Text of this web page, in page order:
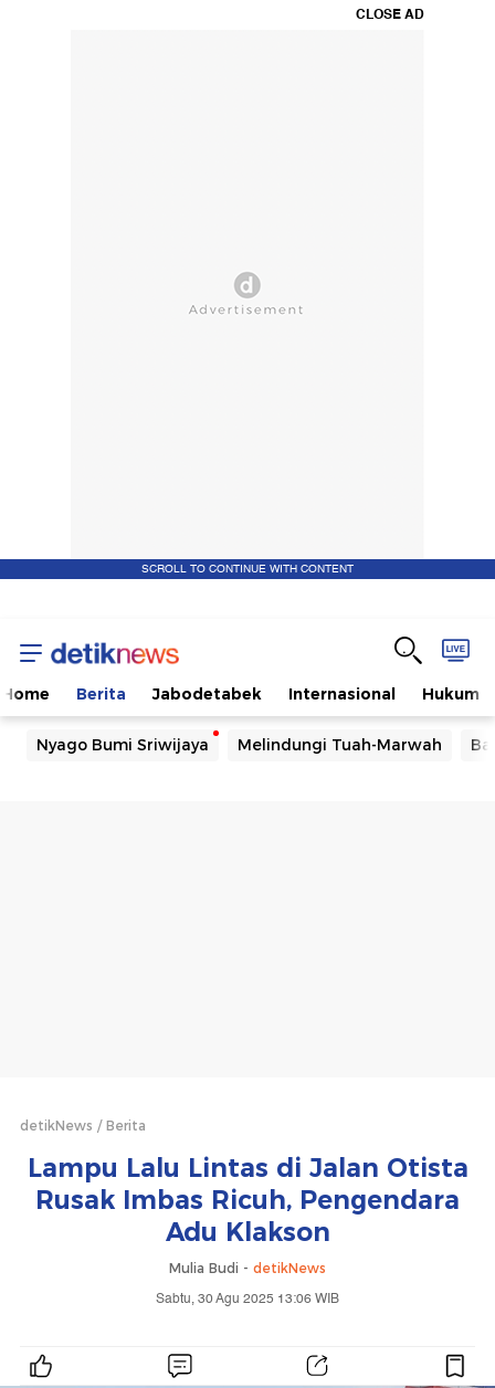
CLOSE AD
SCROLL TO CONTINUE WITH CONTENT
Home Berita Jabodetabek Internasional Hukum
Nyago Bumi Sriwijaya Melindungi Tuah-Marwah
detikNews Berita
Lampu Lalu Lintas di Jalan Otista
Rusak Imbas Ricuh, Pengendara
Adu Klakson
Mulia Budi - detikNews
Sabtu, 30 Agu 2025 13:06 WIB